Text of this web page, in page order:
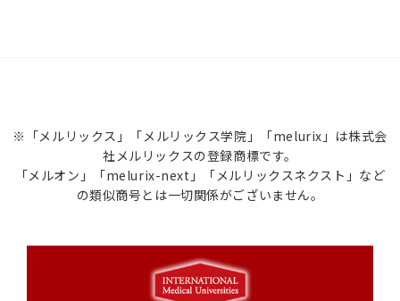
※「メルリックス」「メルリックス学院」「melurix」は株式会
社メルリックスの登録商標です。
「メルオン」「melurix-next」「メルリックスネクスト」など
の類似商号とは一切関係がございません。